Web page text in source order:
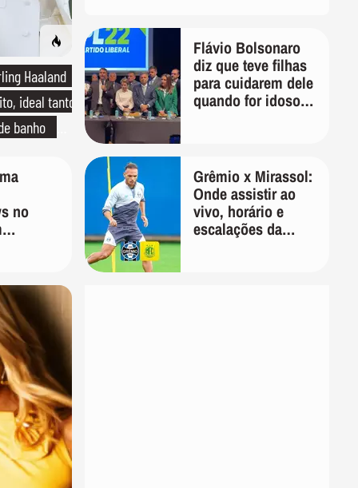
Haaland
ideal tanto
banho
linho
Flávio Bolsonaro
diz que teve filhas
para cuidarem dele
quando for idoso:
no
Grêmio x Mirassol:
Onde assistir ao
vivo, horário e
escalações da